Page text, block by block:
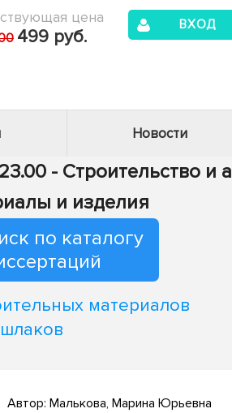
цена
499 руб.
ВХОД
Новости
- Строительство и
и изделия
по каталогу
материалов
Автор: Малькова, Марина Юрьевна